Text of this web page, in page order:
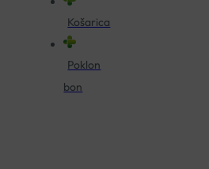
Košarica
Poklon
bon